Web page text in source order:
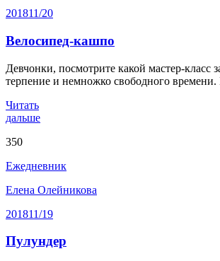
201811/20
Велосипед-кашпо
Девчонки, посмотрите какой мастер-
терпение и немножко свободного
Читать
дальше
350
Ежедневник
Елена Олейникова
201811/19
Пулундер